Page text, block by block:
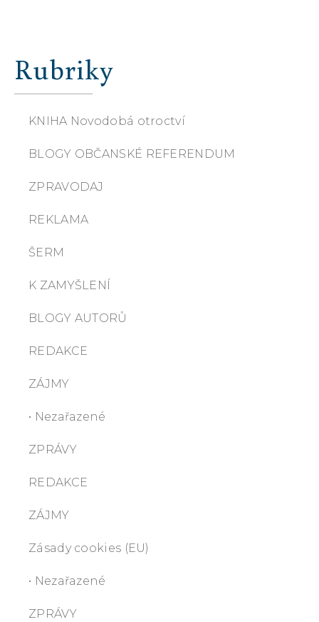
Rubriky
KNIHA Novodobá otroctví
BLOGY OBČANSKÉ REFERENDUM
ZPRAVODAJ
REKLAMA
ŠERM
K ZAMYŠLENÍ
BLOGY AUTORŮ
REDAKCE
ZÁJMY
• Nezařazené
ZPRÁVY
REDAKCE
ZÁJMY
Zásady cookies (EU)
• Nezařazené
ZPRÁVY